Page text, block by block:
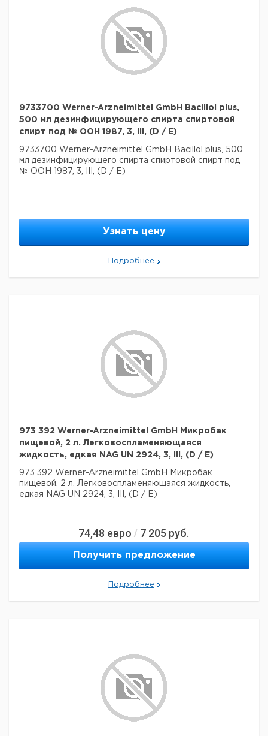
9733700 Werner-Arzneimittel GmbH Bacillol plus,
500 мл дезинфицирующего спирта спиртовой
спирт под № ООН 1987, 3, III, (D / E)
9733700 Werner-Arzneimittel GmbH Bacillol plus, 500
мл дезинфицирующего спирта спиртовой спирт под
№ ООН 1987, 3, III, (D / E)
Узнать цену
Подробнее
973 392 Werner-Arzneimittel GmbH Микробак
пищевой, 2 л. Легковоспламеняющаяся
жидкость, едкая NAG UN 2924, 3, III, (D / E)
973 392 Werner-Arzneimittel GmbH Микробак
пищевой, 2 л. Легковоспламеняющаяся жидкость,
едкая NAG UN 2924, 3, III, (D / E)
74,48 евро / 7 205 руб.
Получить предложение
Подробнее